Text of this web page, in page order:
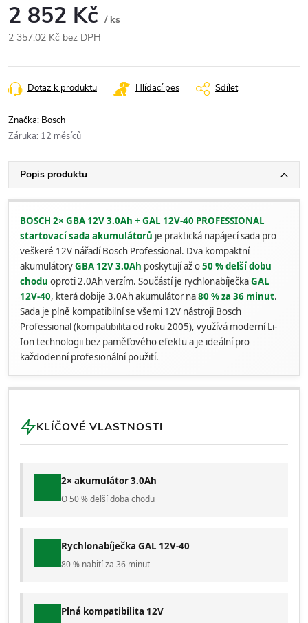
2 852 Kč / ks
2 357,02 Kč bez DPH
cena:
Dotaz k produktu Hlídací pes Sdílet
Značka: Bosch
Záruka: 12 měsíců
Popis produktu
BOSCH 2× GBA 12V 3.0Ah + GAL 12V-40 PROFESSIONAL
startovací sada akumulátorů je praktická napájecí sada pro
veškeré 12V nářadí Bosch Professional. Dva kompaktní
akumulátoryGBA 12V 3.0Ah poskytují až o50 % delší dobu
chodu oproti 2.0Ah verzím. Součástí je rychlonabíječkaGAL
12V-40, která dobije 3.0Ah akumulátor na80 % za 36 minut.
Sada je plně kompatibilní se všemi 12V nástroji Bosch
Professional (kompatibilita od roku 2005), využívá moderní Li-
Ion technologii bez paměťového efektu a je ideální pro
každodenní profesionální použití.
KLÍČOVÉ VLASTNOSTI
2× akumulátor 3.0Ah
O 50 % delší doba chodu
Rychlonabíječka GAL 12V-40
80 % nabití za 36 minut
Plná kompatibilita 12V